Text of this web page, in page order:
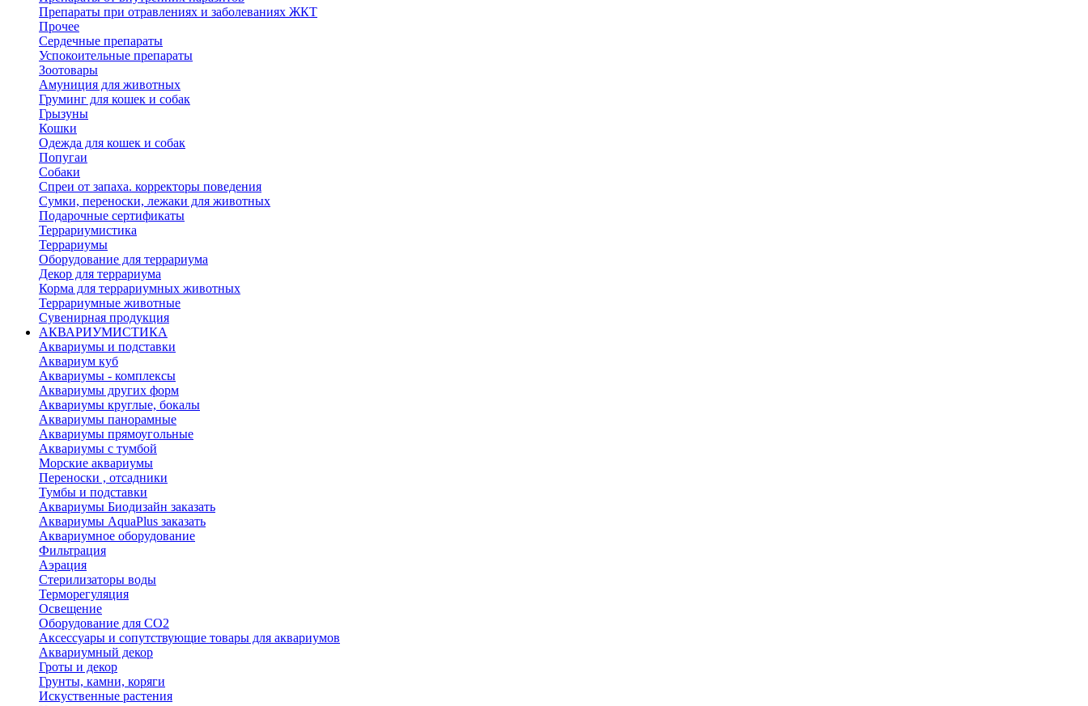
Препараты при отравлениях и заболеваниях ЖКТ
Прочее
Сердечные препараты
Успокоительные препараты
Зоотовары
Амуниция для животных
Груминг для кошек и собак
Грызуны
Кошки
Одежда для кошек и собак
Попугаи
Собаки
Спреи от запаха. корректоры поведения
Сумки, переноски, лежаки для животных
Подарочные сертификаты
Террариумистика
Террариумы
Оборудование для террариума
Декор для террариума
Корма для террариумных животных
Террариумные животные
Сувенирная продукция
АКВАРИУМИСТИКА
Аквариумы и подставки
Аквариум куб
Аквариумы - комплексы
Аквариумы других форм
Аквариумы круглые, бокалы
Аквариумы панорамные
Аквариумы прямоугольные
Аквариумы с тумбой
Морские аквариумы
Переноски , отсадники
Тумбы и подставки
Аквариумы Биодизайн заказать
Аквариумы AquaPlus заказать
Аквариумное оборудование
Фильтрация
Аэрация
Стерилизаторы воды
Терморегуляция
Освещение
Оборудование для CO2
Аксессуары и сопутствующие товары для аквариумов
Аквариумный декор
Гроты и декор
Грунты, камни, коряги
Искуственные растения